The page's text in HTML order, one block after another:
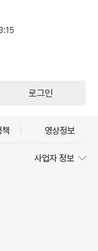
로그인
영상정보
사업자 정보